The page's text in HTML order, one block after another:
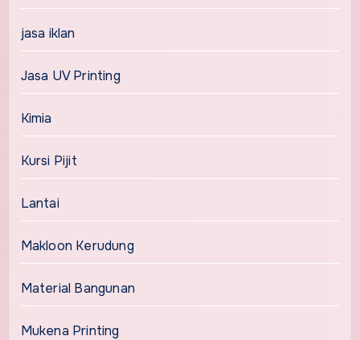
jasa iklan
Jasa UV Printing
Kimia
Kursi Pijit
Lantai
Makloon Kerudung
Material Bangunan
Mukena Printing